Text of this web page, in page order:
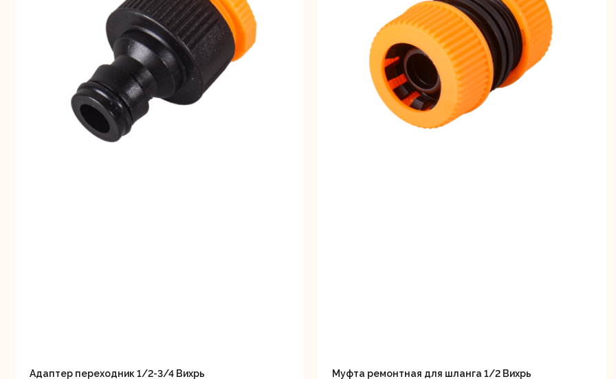
Адаптер переходник 1/2-3/4 Вихрь Муфта ремонтная для шланга 1/2 Вихрь